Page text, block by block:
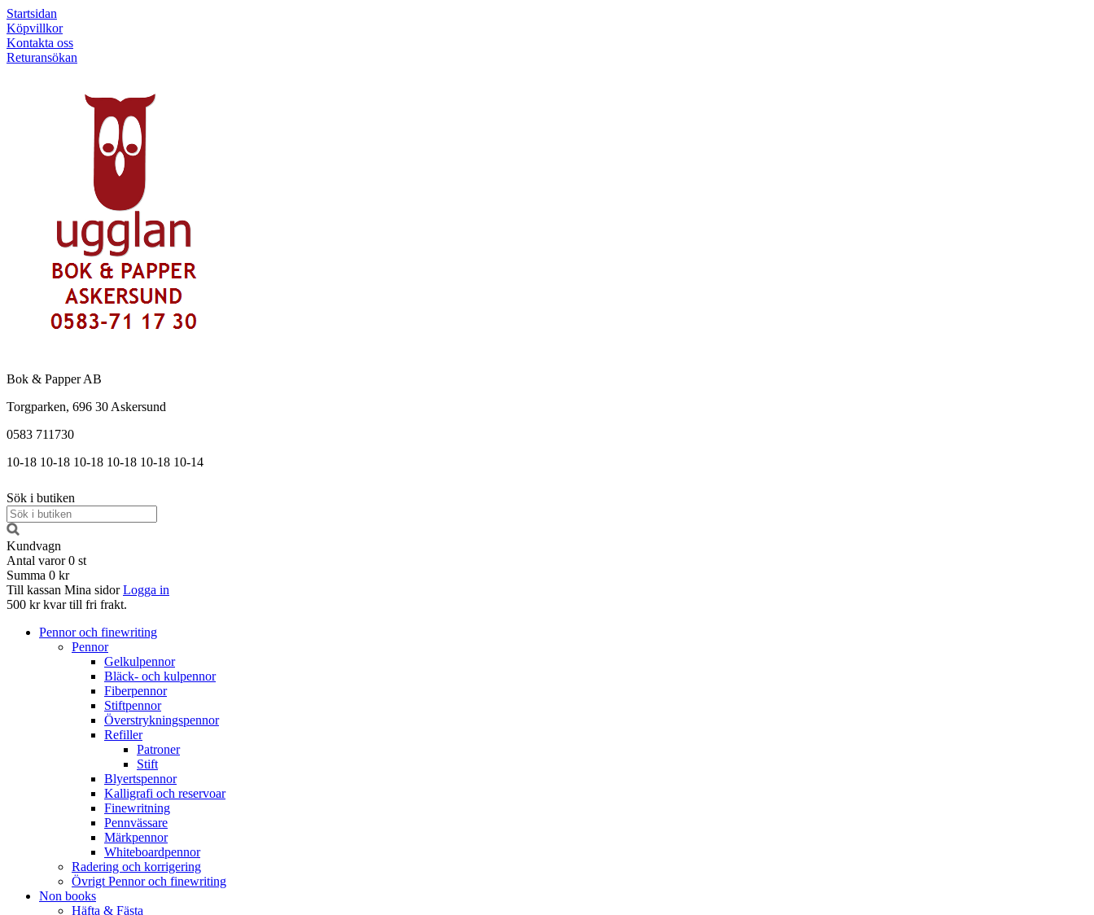
Startsidan
Köpvillkor
Kontakta oss
Returansökan
Bok & Papper AB
Torgparken, 696 30 Askersund
0583 711730
10-18 10-18 10-18 10-18 10-18 10-14
Sök i butiken
Kundvagn
Antal varor 0 st
Summa 0 kr
Till kassan Mina sidor Logga in
500 kr kvar till fri frakt.
Pennor och finewriting
Pennor
Gelkulpennor
Bläck- och kulpennor
Fiberpennor
Stiftpennor
Överstrykningspennor
Refiller
Patroner
Stift
Blyertspennor
Kalligrafi och reservoar
Finewritning
Pennvässare
Märkpennor
Whiteboardpennor
Radering och korrigering
Övrigt Pennor och finewriting
Non books
Häfta & Fästa